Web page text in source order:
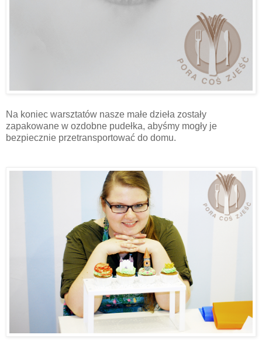
Na koniec warsztatów nasze małe dzieła zostały
zapakowane w ozdobne pudełka, abyśmy mogły je
bezpiecznie przetransportować do domu.